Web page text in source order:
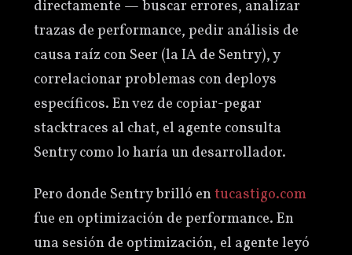
directamente — buscar errores, analizar
trazas de performance, pedir análisis de
causa raíz con Seer (la IA de Sentry), y
correlacionar problemas con deploys
específicos. En vez de copiar-pegar
stacktraces al chat, el agente consulta
Sentry como lo haría un desarrollador.
Pero donde Sentry brilló entucastigo.com
fue en optimización de performance. En
una sesión de optimización, el agente leyó